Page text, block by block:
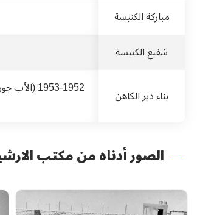
مباركة الكنيسة
شفيع الكنيسة
بناء دير الكاهن
الصور أدناه من مكتب